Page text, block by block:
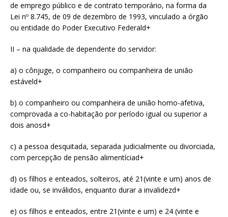
de emprego público e de contrato temporário, na forma da
Lei nº 8.745, de 09 de dezembro de 1993, vinculado a órgão
ou entidade do Poder Executivo Federald+
II – na qualidade de dependente do servidor:
a) o cônjuge, o companheiro ou companheira de união
estáveld+
b) o companheiro ou companheira de união homo-afetiva,
comprovada a co-habitação por período igual ou superior a
dois anosd+
c) a pessoa desquitada, separada judicialmente ou divorciada,
com percepção de pensão alimentíciad+
d) os filhos e enteados, solteiros, até 21(vinte e um) anos de
idade ou, se inválidos, enquanto durar a invalidezd+
e) os filhos e enteados, entre 21(vinte e um) e 24 (vinte e